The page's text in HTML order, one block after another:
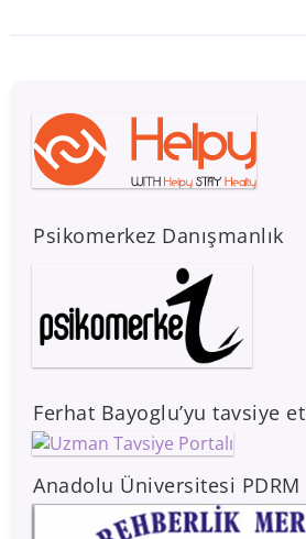
Psikomerkez Danışmanlık
Ferhat Bayoglu’yu tavsiye et
Anadolu Üniversitesi PDRM